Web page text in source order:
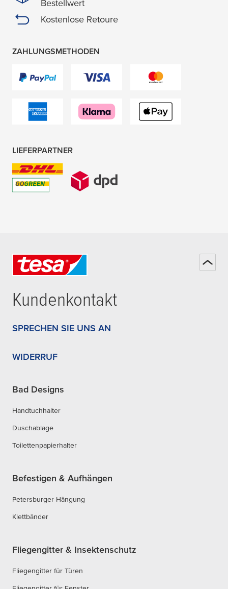
Bestellwert
Kostenlose Retoure
ZAHLUNGSMETHODEN
LIEFERPARTNER
Kundenkontakt
SPRECHEN SIE UNS AN
WIDERRUF
Bad Designs
Handtuchhalter
Duschablage
Toilettenpapierhalter
Befestigen & Aufhängen
Petersburger Hängung
Klettbänder
Fliegengitter & Insektenschutz
Fliegengitter für Türen